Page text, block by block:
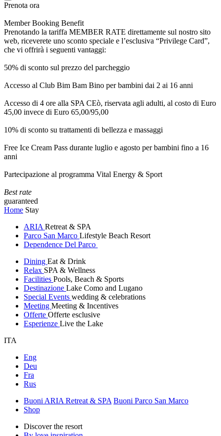
Prenota ora
Member Booking Benefit
Prenotando la tariffa MEMBER RATE direttamente sul nostro sito
web, riceverete uno sconto speciale e l’esclusiva “Privilege Card”,
che vi offrirà i seguenti vantaggi:
50% di sconto sul prezzo del parcheggio
Accesso al Club Bim Bam Bino per bambini dai 2 ai 16 anni
Accesso di 4 ore alla SPA CEò, riservata agli adulti, al costo di Euro
45,00 invece di Euro 65,00/95,00
10% di sconto su trattamenti di bellezza e massaggi
Free Ice Cream Pass durante luglio e agosto per bambini fino a 16
anni
Partecipazione al programma Vital Energy & Sport
Best rate
guaranteed
Home Stay
ARIA Retreat & SPA
Parco San Marco Lifestyle Beach Resort
Dependence Del Parco
Dining Eat & Drink
Relax SPA & Wellness
Facilities Pools, Beach & Sports
Destinazione Lake Como and Lugano
Special Events wedding & celebrations
Meeting Meeting & Incentives
Offerte Offerte esclusive
Esperienze Live the Lake
ITA
Eng
Deu
Fra
Rus
Buoni ARIA Retreat & SPA Buoni Parco San Marco
Shop
Discover the resort